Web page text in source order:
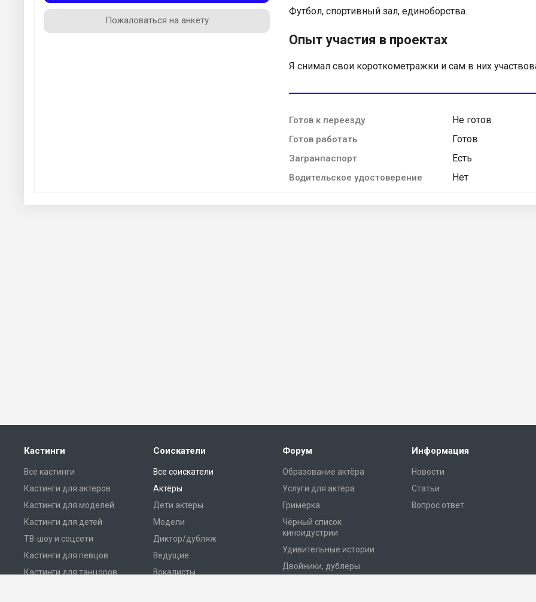
Пожаловаться на анкету
Футбол, спортивный зал, единоборства.
Опыт участия в проектах
Я снимал свои короткометражки и сам в них
Готов к переезду Не готов
Готов работать Готов
Загранпаспорт Есть
Водительское удостоверение Нет
Кастинги
Все кастинги
Кастинги для актеров
Кастинги для моделей
Кастинги для детей
ТВ-шоу и соцсети
Кастинги для певцов
Кастинги для танцоров
Соискатели
Все соискатели
Актёры
Дети актеры
Модели
Диктор/дубляж
Ведущие
Вокалисты
Форум
Образование актёра
Услуги для актёра
Гримёрка
Чёрный список
киноидустрии
Удивительные истории
Двойники, дублёры
Информация
Новости
Статьи
Вопрос ответ